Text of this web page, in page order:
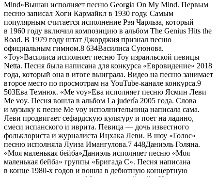
Mind»Вышан исполняет песню Georgia On My Mind. Первым
песню записал Хоги Кармайкл в 1930 году. Самым
популярным считается исполнение Рэя Чарльза, который
в 1960 году включил композицию в альбом The Genius Hits the
Road. В 1979 году штат Джорджия признал песню
официальным гимном.8 634Василиса Суюнова.
«Toy»Василиса исполняет песню Toy израильской певицы
Netta. Песня была написана для конкурса «Евровидение» 2018
года, который она в итоге выиграла. Видео на песню занимает
второе место по просмотрам на YouTube-канале конкурса.9
503Ева Темнюк. «Me voy»Ева исполняет песню Ясмин Леви
Me voy. Песня вошла в альбом La judería 2005 года. Слова
и музыку к песне Me voy исполнительница написала сама.
Леви продвигает сефардскую культуру и поет на ладино,
смеси испанского и иврита. Певица — дочь известного
фольклориста и журналиста Ицхака Леви. В шоу «Голос»
песню исполняла Луиза Имангулова.7 448Даниэль Голяна.
«Моя маленькая бейба»Даниэль исполняет песню «Моя
маленькая бейба» группы «Бригада С». Песня написана
в конце 1980-х годов и вошла в дебютную концертную